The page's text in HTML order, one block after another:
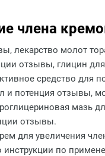
члена
лекарство молот
отзывы, глицин
средство для
и потенция отзывы,
мазь
отзывы.
для увеличения
инструкции по